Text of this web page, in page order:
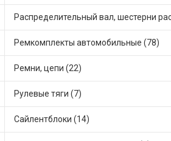
Ремкомплекты автомобильные (78)
Ремни, цепи (22)
Рулевые тяги (7)
Сайлентблоки (14)